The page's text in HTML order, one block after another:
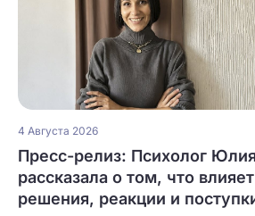
4 Августа 2026
Пресс-релиз: Психолог
рассказала о том, что
решения, реакции и